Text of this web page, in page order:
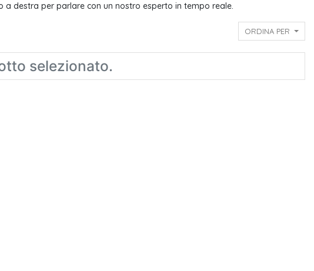
a destra per parlare con un nostro esperto in tempo reale.
ORDINA PER
selezionato.